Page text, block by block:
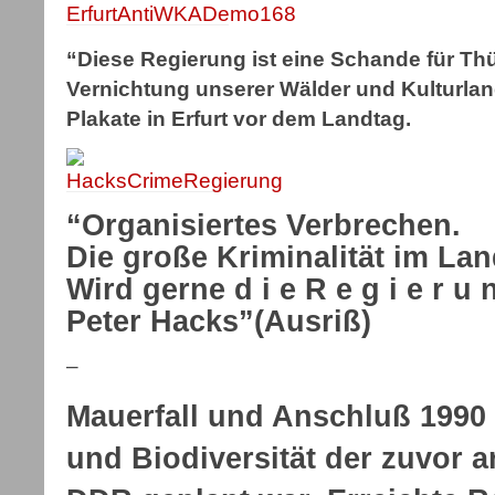
“Diese Regierung ist eine Schande für
Vernichtung unserer Wälder und
Plakate in Erfurt vor dem Landtag.
“Organisiertes Verbrechen.
Die große Kriminalität im
Wird gerne d i e R e g i e r u
Peter Hacks”(Ausriß)
–
Mauerfall und Anschluß
und Biodiversität der zuvor